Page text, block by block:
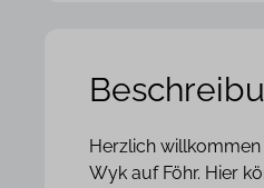
Herzlich
Wyk auf Föhr. Hier